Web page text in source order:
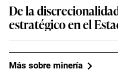
De la
estratégico en el
Más sobre minería